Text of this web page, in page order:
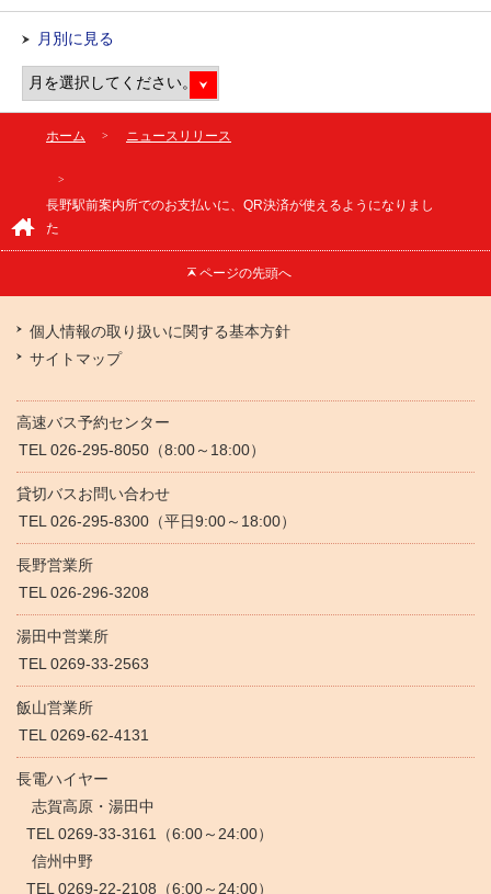
月別に見る
ホーム ニュースリリース
長野駅前案内所でのお支払いに、QR決済が使えるようになりまし
た
ページの先頭へ
個人情報の取り扱いに関する基本方針
サイトマップ
高速バス予約センター
TEL 026-295-8050（8:00～18:00）
貸切バスお問い合わせ
TEL 026-295-8300（平日9:00～18:00）
長野営業所
TEL 026-296-3208
湯田中営業所
TEL 0269-33-2563
飯山営業所
TEL 0269-62-4131
長電ハイヤー
志賀高原・湯田中
TEL 0269-33-3161（6:00～24:00）
信州中野
TEL 0269-22-2108（6:00～24:00）